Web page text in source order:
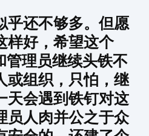
乎还不够多。但愿
样好，希望这个
理员继续头铁不
或组织，只怕，继
天会遇到铁钉对这
员人肉并公之于众